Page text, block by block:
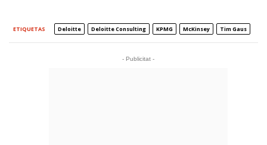
ETIQUETAS Deloitte Deloitte Consulting KPMG McKinsey Tim Gaus
- Publicitat -